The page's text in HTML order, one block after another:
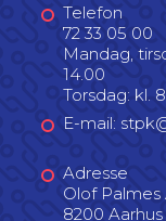
Telefon
72 33 05 00
Mandag,
14.00
Torsdag: kl.
E-mail:
Adresse
Olof Palmes
8200 Aarhus